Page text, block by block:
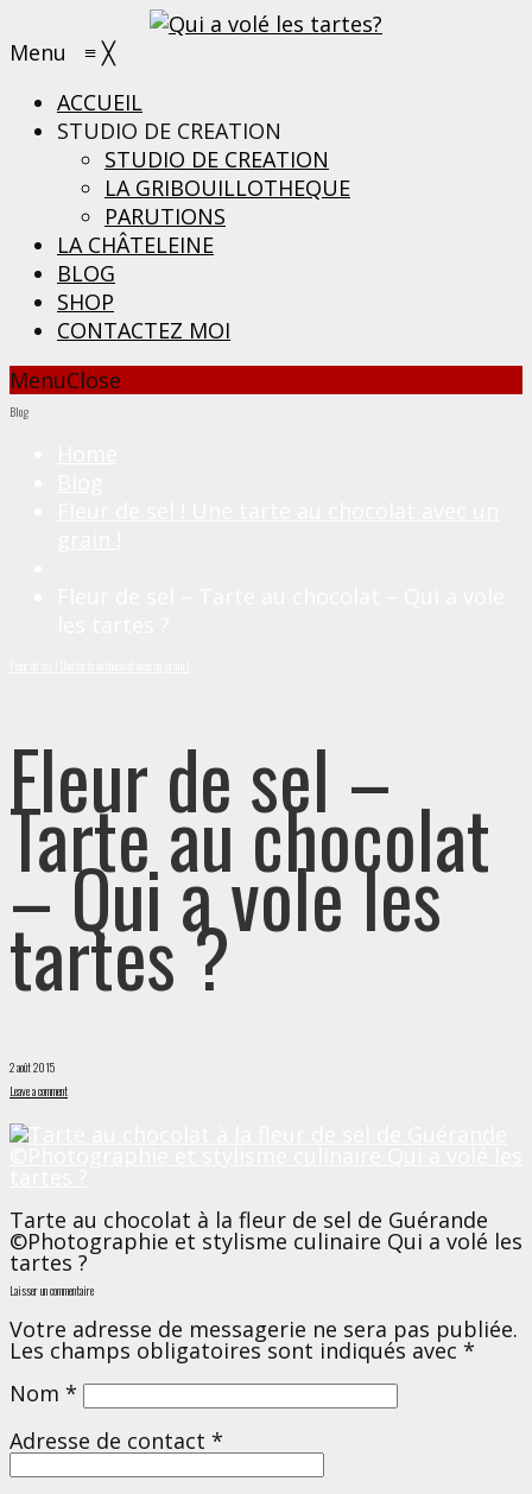
Menu ≡ ╳
ACCUEIL
STUDIO DE CREATION
STUDIO DE CREATION
LA GRIBOUILLOTHEQUE
PARUTIONS
LA CHÂTELEINE
BLOG
SHOP
CONTACTEZ MOI
MenuClose
Blog
Fleur de sel –
Tarte au chocolat
– Qui a vole les
tartes ?
2 août 2015
Leave a comment
Tarte au chocolat à la fleur de sel de Guérande
©Photographie et stylisme culinaire Qui a volé les
tartes ?
Laisser un commentaire
Votre adresse de messagerie ne sera pas publiée.
Les champs obligatoires sont indiqués avec *
Nom *
Adresse de contact *